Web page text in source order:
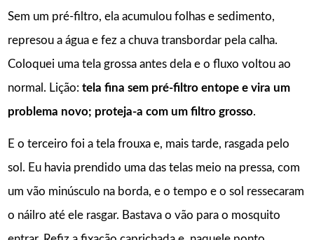
Sem um pré-filtro, ela acumulou folhas e sedimento,
represou a água e fez a chuva transbordar pela calha.
Coloquei uma tela grossa antes dela e o fluxo voltou ao
normal. Lição: tela fina sem pré-filtro entope e vira um
problema novo; proteja-a com um filtro grosso.
E o terceiro foi a tela frouxa e, mais tarde, rasgada pelo
sol. Eu havia prendido uma das telas meio na pressa, com
um vão minúsculo na borda, e o tempo e o sol ressecaram
o náilro até ele rasgar. Bastava o vão para o mosquito